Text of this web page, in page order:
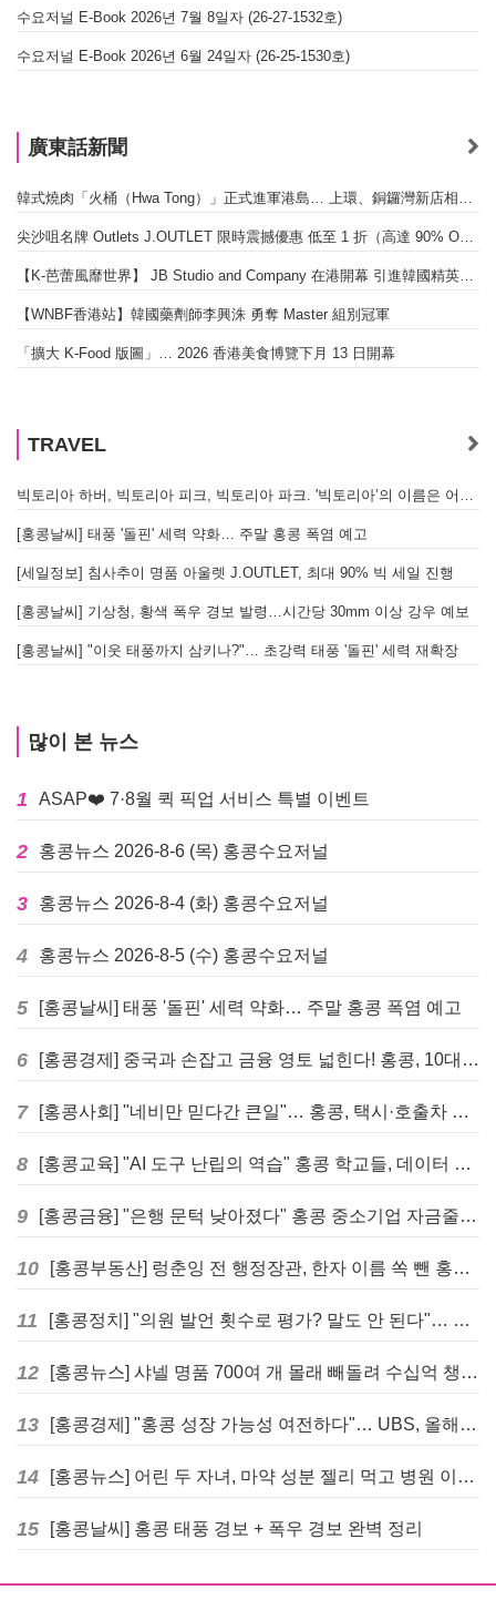
수요저널 E-Book 2026년 7월 8일자 (26-27-1532호)
수요저널 E-Book 2026년 6월 24일자 (26-25-1530호)
廣東話新聞
韓式燒肉「火桶（Hwa Tong）」正式進軍港島… 上環、銅鑼灣新店相繼開幕
尖沙咀名牌 Outlets J.OUTLET 限時震撼優惠 低至 1 折（高達 90% OFF）
【K-芭蕾風靡世界】 JB Studio and Company 在港開幕 引進韓國精英芭蕾教育系統
【WNBF香港站】韓國藥劑師李興洙 勇奪 Master 組別冠軍
「擴大 K-Food 版圖」… 2026 香港美食博覽下月 13 日開幕
TRAVEL
빅토리아 하버, 빅토리아 피크, 빅토리아 파크. '빅토리아’의 이름은 어떻게 온 걸까? - [이승권 원장의 생활칼럼]
[홍콩날씨] 태풍 '돌핀' 세력 약화… 주말 홍콩 폭염 예고
[세일정보] 침사추이 명품 아울렛 J.OUTLET, 최대 90% 빅 세일 진행
[홍콩날씨] 기상청, 황색 폭우 경보 발령…시간당 30mm 이상 강우 예보
[홍콩날씨] "이웃 태풍까지 삼키나?"… 초강력 태풍 '돌핀' 세력 재확장
많이 본 뉴스
1 ASAP❤️ 7·8월 퀵 픽업 서비스 특별 이벤트
2 홍콩뉴스 2026-8-6 (목) 홍콩수요저널
3 홍콩뉴스 2026-8-4 (화) 홍콩수요저널
4 홍콩뉴스 2026-8-5 (수) 홍콩수요저널
5 [홍콩날씨] 태풍 '돌핀' 세력 약화… 주말 홍콩 폭염 예고
6 [홍콩경제] 중국과 손잡고 금융 영토 넓힌다! 홍콩, 10대 신규 정책 발표
7 [홍콩사회] "네비만 믿다간 큰일"… 홍콩, 택시·호출차 통합 시험 도입하며 규제 본격화
8 [홍콩교육] "AI 도구 난립의 역습" 홍콩 학교들, 데이터 고립에 교육 효과 평가 비상
9 [홍콩금융] "은행 문턱 낮아졌다" 홍콩 중소기업 자금줄 숨통 트이나… HKMA "2분기 신용 조건 안정적"
10 [홍콩부동산] 렁춘잉 전 행정장관, 한자 이름 쏙 뺀 홍콩 고급 아파트 단지들에 쓴소리
11 [홍콩정치] "의원 발언 횟수로 평가? 말도 안 된다"… 홍콩 입법회 의장의 일침
12 [홍콩뉴스] 샤넬 명품 700여 개 몰래 빼돌려 수십억 챙긴 직원 4년~7년형 선고
13 [홍콩경제] "홍콩 성장 가능성 여전하다"… UBS, 올해 홍콩 GDP 성장률 전망치 4.5%로 대폭 상향
14 [홍콩뉴스] 어린 두 자녀, 마약 성분 젤리 먹고 병원 이송… 어머니와 친척 체포
15 [홍콩날씨] 홍콩 태풍 경보 + 폭우 경보 완벽 정리